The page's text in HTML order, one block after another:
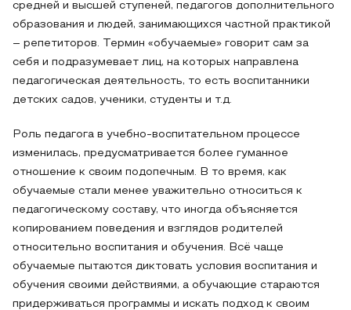
средней и высшей ступеней, педагогов дополнительного
образования и людей, занимающихся частной практикой
– репетиторов. Термин «обучаемые» говорит сам за
себя и подразумевает лиц, на которых направлена
педагогическая деятельность, то есть воспитанники
детских садов, ученики, студенты и т.д.
Роль педагога в учебно-воспитательном процессе
изменилась, предусматривается более гуманное
отношение к своим подопечным. В то время, как
обучаемые стали менее уважительно относиться к
педагогическому составу, что иногда объясняется
копированием поведения и взглядов родителей
относительно воспитания и обучения. Всё чаще
обучаемые пытаются диктовать условия воспитания и
обучения своими действиями, а обучающие стараются
придерживаться программы и искать подход к своим